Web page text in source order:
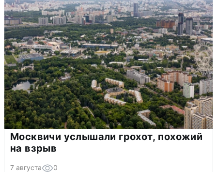
Москвичи услышали грохот, похожий
на взрыв
7 августа 0